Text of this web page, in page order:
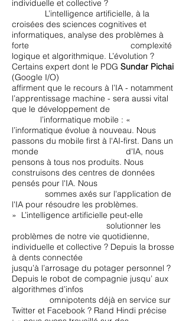
individuelle et collective ?
L’intelligence artificielle, à la
croisées des sciences cognitives et
informatiques, analyse des problèmes à
forte complexité
logique et algorithmique. L’évolution ?
Certains expert dont le PDG Sundar Pichai
(Google I/O)
affirment que le recours à l’IA - notamment
l’apprentissage machine - sera aussi vital
que le développement de
l’informatique mobile : «
l’informatique évolue à nouveau. Nous
passons du mobile first à l'AI-first. Dans un
monde d'IA, nous
pensons à tous nos produits. Nous
construisons des centres de données
pensés pour l'IA. Nous
sommes axés sur l'application de
l'IA pour résoudre les problèmes.
» L’intelligence artificielle peut-elle
solutionner les
problèmes de notre vie quotidienne,
individuelle et collective ? Depuis la brosse
à dents connectée
jusqu’à l’arrosage du potager personnel ?
Depuis le robot de compagnie jusqu’ aux
algorithmes d’infos
omnipotents déjà en service sur
Twitter et Facebook ? Rand Hindi précise